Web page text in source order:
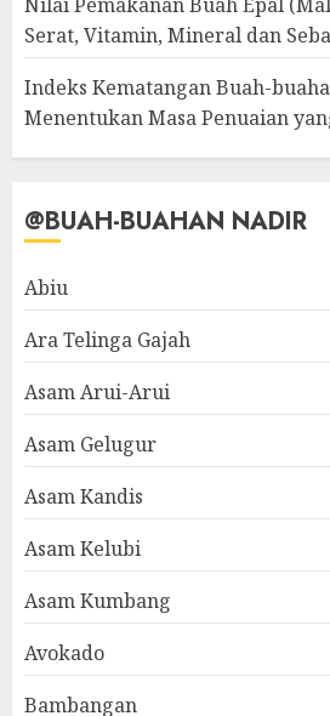
Serat, Vitamin, Mineral dan
Indeks Kematangan Buah-
Menentukan Masa Penuaian
@BUAH-BUAHAN NADIR
Abiu
Ara Telinga Gajah
Asam Arui-Arui
Asam Gelugur
Asam Kandis
Asam Kelubi
Asam Kumbang
Avokado
Bambangan